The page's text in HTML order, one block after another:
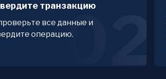
транзакцию
все данные и
операцию.02